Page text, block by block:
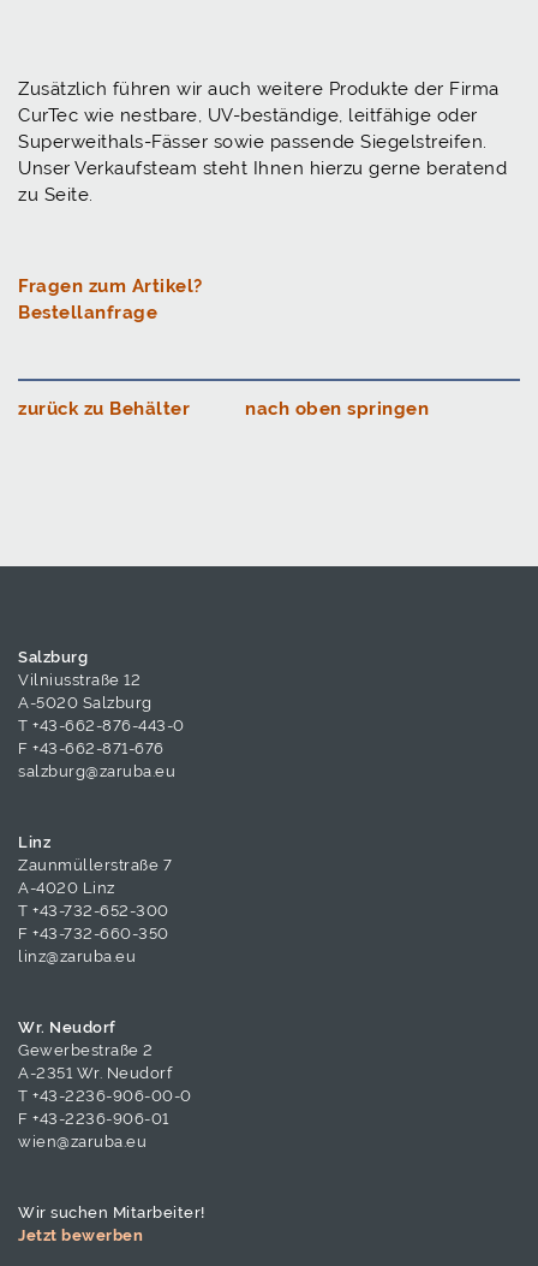
Zusätzlich führen wir auch weitere Produkte der Firma
CurTec wie nestbare, UV-beständige, leitfähige oder
Superweithals-Fässer sowie passende Siegelstreifen.
Unser Verkaufsteam steht Ihnen hierzu gerne beratend
zu Seite.
Fragen zum Artikel?
Bestellanfrage
zurück zu Behälter nach oben springen
Salzburg
Vilniusstraße 12
A-5020 Salzburg
T +43-662-876-443-0
F +43-662-871-676
salzburg@zaruba.eu
Linz
Zaunmüllerstraße 7
A-4020 Linz
T +43-732-652-300
F +43-732-660-350
linz@zaruba.eu
Wr. Neudorf
Gewerbestraße 2
A-2351 Wr. Neudorf
T +43-2236-906-00-0
F +43-2236-906-01
wien@zaruba.eu
Wir suchen Mitarbeiter!
Jetzt bewerben